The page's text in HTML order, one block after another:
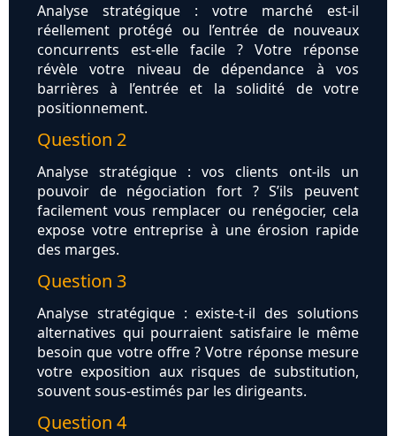
Analyse stratégique : votre marché est-il
réellement protégé ou l’entrée de nouveaux
concurrents est-elle facile ? Votre réponse
révèle votre niveau de dépendance à vos
barrières à l’entrée et la solidité de votre
positionnement.
Question 2
Analyse stratégique : vos clients ont-ils un
pouvoir de négociation fort ? S’ils peuvent
facilement vous remplacer ou renégocier, cela
expose votre entreprise à une érosion rapide
des marges.
Question 3
Analyse stratégique : existe-t-il des solutions
alternatives qui pourraient satisfaire le même
besoin que votre offre ? Votre réponse mesure
votre exposition aux risques de substitution,
souvent sous-estimés par les dirigeants.
Question 4